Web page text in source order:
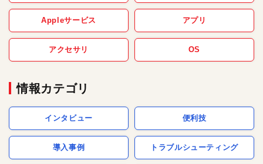
Appleサービス アプリ
アクセサリ OS
情報カテゴリ
インタビュー 便利技
導入事例 トラブルシューティング